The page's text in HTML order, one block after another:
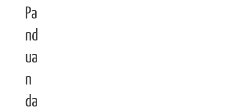
Pa
nd
ua
n
da